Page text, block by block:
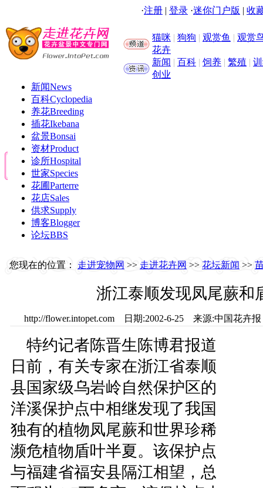
·注册 | 登录 ·迷你门户版 | 收
猫咪 | 狗狗 | 观赏鱼 | 观赏
花卉
新闻 | 百科 | 饲养 | 繁殖 |
创业
新闻News
百科Cyclopedia
养花Breeding
插花Ikebana
盆景Bonsai
资材Product
诊所Hospital
世家Species
花圃Parterre
花店Sales
供求Supply
博客Blogger
论坛BBS
您现在的位置： 走进宠物网 >> 走进花卉网 >> 花坛新闻 >>
浙江泰顺发现凤尾蕨和
http://flower.intopet.com 日期:2002-6-25 来源:中国花
特约记者陈晋生陈博君报道
日前，有关专家在浙江省泰顺
县国家级乌岩岭自然保护区的
洋溪保护点中相继发现了我国
独有的植物凤尾蕨和世界珍稀
濒危植物盾叶半夏。该保护点
与福建省福安县隔江相望，总